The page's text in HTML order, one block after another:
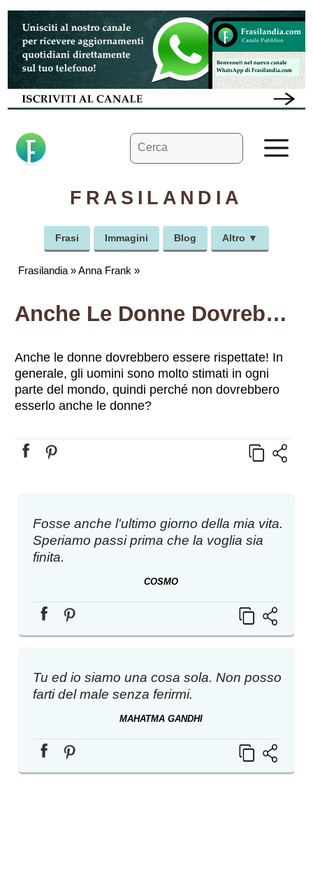
Vai
contenuto
Ricerca
per:
FRASILANDIA
Frasi Immagini Blog Altro ▼
Frasilandia »Anna Frank »
Anche Le Donne Dovrebbero Essere Rispettate! In Generale, Gli Uomini Sono Molto Stimati In Ogni Parte Del Mondo, Quindi Perché Non Dovrebbero Esserlo Anche Le Donne?
Anche le donne dovrebbero essere rispettate! In
generale, gli uomini sono molto stimati in ogni
parte del mondo, quindi perché non dovrebbero
esserlo anche le donne?
Fosse anche l'ultimo giorno della mia vita.
Speriamo passi prima che la voglia sia
finita.
COSMO
Tu ed io siamo una cosa sola. Non posso
farti del male senza ferirmi.
MAHATMA GANDHI